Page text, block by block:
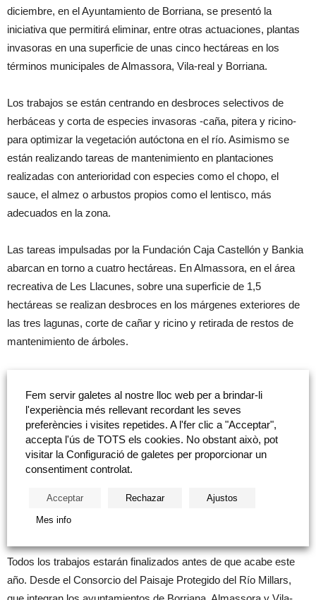
diciembre, en el Ayuntamiento de Borriana, se presentó la
iniciativa que permitirá eliminar, entre otras actuaciones, plantas
invasoras en una superficie de unas cinco hectáreas en los
términos municipales de Almassora, Vila-real y Borriana.
Los trabajos se están centrando en desbroces selectivos de
herbáceas y corta de especies invasoras -caña, pitera y ricino-
para optimizar la vegetación autóctona en el río. Asimismo se
están realizando tareas de mantenimiento en plantaciones
realizadas con anterioridad con especies como el chopo, el
sauce, el almez o arbustos propios como el lentisco, más
adecuados en la zona.
Las tareas impulsadas por la Fundación Caja Castellón y Bankia
abarcan en torno a cuatro hectáreas. En Almassora, en el área
recreativa de Les Llacunes, sobre una superficie de 1,5
hectáreas se realizan desbroces en los márgenes exteriores de
las tres lagunas, corte de cañar y ricino y retirada de restos de
mantenimiento de árboles.
Cossa, sobre una superficie de 1,2 hectáreas se efectúan
desbroces de herbáceas, corte de cañar y retirada de restos,
manteniendo los árboles plantados anteriormente. Así mismo se
plantará chopo, almez y lentisco.
se centran en la retirada de cañar y restos de otras plantaciones,
así como en la plantación de sauces.
Todos los trabajos estarán finalizados antes de que acabe este
año. Desde el Consorcio del Paisaje Protegido del Río Millars,
Fem servir galetes al nostre lloc web per a brindar-li
l'experiència més rellevant recordant les seves
preferències i visites repetides. A l'fer clic a "Acceptar",
accepta l'ús de TOTS els cookies. No obstant això, pot
visitar la Configuració de galetes per proporcionar un
consentiment controlat.
Acceptar Rechazar Ajustos
Mes info